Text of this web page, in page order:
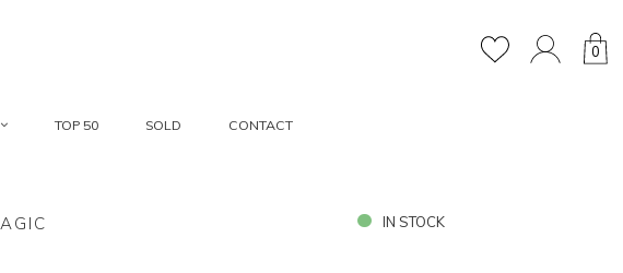
0
TOP 50 SOLD CONTACT
IN STOCK